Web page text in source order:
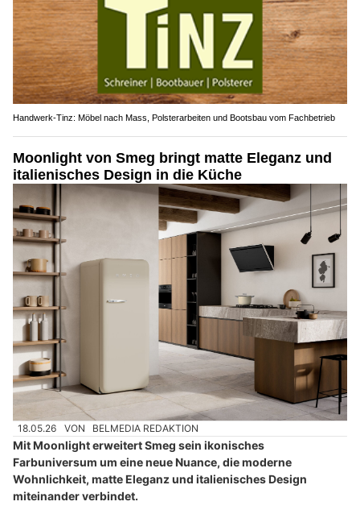
Handwerk-Tinz: Möbel nach Mass, Polsterarbeiten und Bootsbau vom Fachbetrieb
Moonlight von Smeg bringt matte Eleganz und
italienisches Design in die Küche
18.05.26 VON BELMEDIA REDAKTION
Mit Moonlight erweitert Smeg sein ikonisches
Farbuniversum um eine neue Nuance, die moderne
Wohnlichkeit, matte Eleganz und italienisches Design
miteinander verbindet.